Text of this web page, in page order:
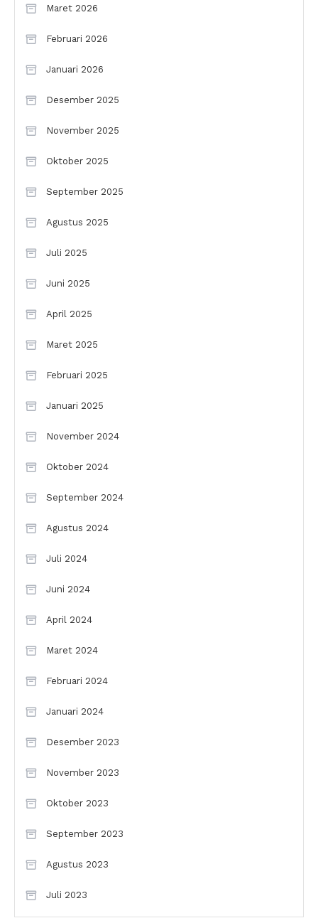
Maret 2026
Februari 2026
Januari 2026
Desember 2025
November 2025
Oktober 2025
September 2025
Agustus 2025
Juli 2025
Juni 2025
April 2025
Maret 2025
Februari 2025
Januari 2025
November 2024
Oktober 2024
September 2024
Agustus 2024
Juli 2024
Juni 2024
April 2024
Maret 2024
Februari 2024
Januari 2024
Desember 2023
November 2023
Oktober 2023
September 2023
Agustus 2023
Juli 2023